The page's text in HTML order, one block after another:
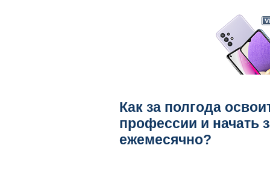
Как за полгода
профессии и начать
ежемесячно?